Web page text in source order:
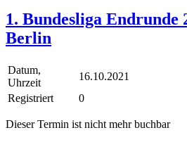
1. Bundesliga Endrunde
Berlin
Datum,
Uhrzeit
16.10.2021
Registriert
0
Dieser Termin ist nicht mehr buchbar